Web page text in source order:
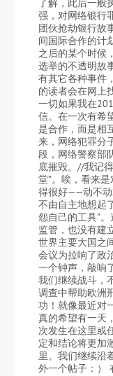
了解，此后一般
强，对网络银行
团伙抢劫银行故
间国际合作的计
之后的某个时候
选举的不透明故
有其它各种事件
的读者会在网上
一切如果我在
信。在一次有希
是合作，而是相
来，网络犯罪分
段，网络警察部
底摧毁。//我记
堂”。唉，看来
得很好——动不动
不由自主地想起
怨自己的工具”
监管，也没有建
世界主要大国之
会议为拉响了政
一个钟声，敲响
我们继续战斗，
调查中帮助欧洲
功！就像最近对
真的希望有一天
次发生在这里或
定和结论将更加
里。我们继续沿
外一个帖子：）